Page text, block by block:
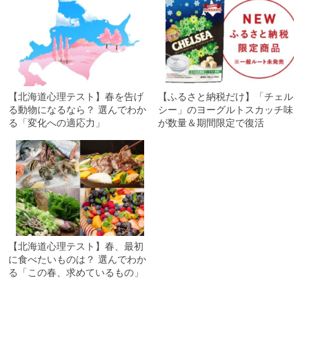
【北海道心理テスト】春を告げ
る動物になるなら？ 選んでわか
る「変化への適応力」
【ふるさと納税だけ】「チェル
シー」のヨーグルトスカッチ味
が数量＆期間限定で復活
【北海道心理テスト】春、最初
に食べたいものは？ 選んでわか
る「この春、求めているもの」